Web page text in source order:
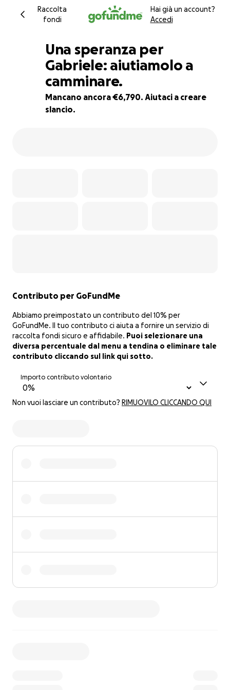
Raccolta
fondi
Hai già un account?
Accedi
86% complete
Una speranza per
Gabriele: aiutiamolo a
camminare.
Mancano ancora €6,790. Aiutaci a creare
slancio.
Contributo per GoFundMe
Abbiamo preimpostato un contributo del 10% per
GoFundMe. Il tuo contributo ci aiuta a fornire un servizio di
raccolta fondi sicuro e affidabile. Puoi selezionare una
diversa percentuale dal menu a tendina o eliminare tale
contributo cliccando sul link qui sotto.
Importo contributo volontario
Non vuoi lasciare un contributo? RIMUOVILO CLICCANDO QUI